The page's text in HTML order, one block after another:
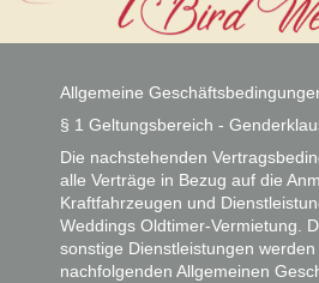
Allgemeine
§ 1 Geltungsbereich -
Die nachstehenden
alle Verträge in Bezug auf die
Kraftfahrzeugen und
Weddings Oldtimer-Vermietung.
sonstige Dienstleistungen
nachfolgenden Allgemeinen